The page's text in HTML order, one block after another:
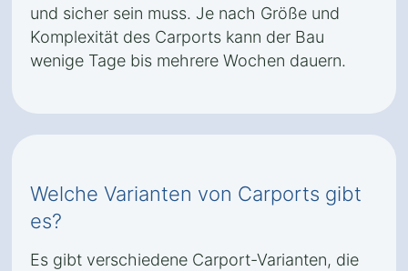
und sicher sein muss. Je nach Größe und
Komplexität des Carports kann der Bau
wenige Tage bis mehrere Wochen dauern.
Welche Varianten von Carports gibt
es?
Es gibt verschiedene Carport-Varianten, die